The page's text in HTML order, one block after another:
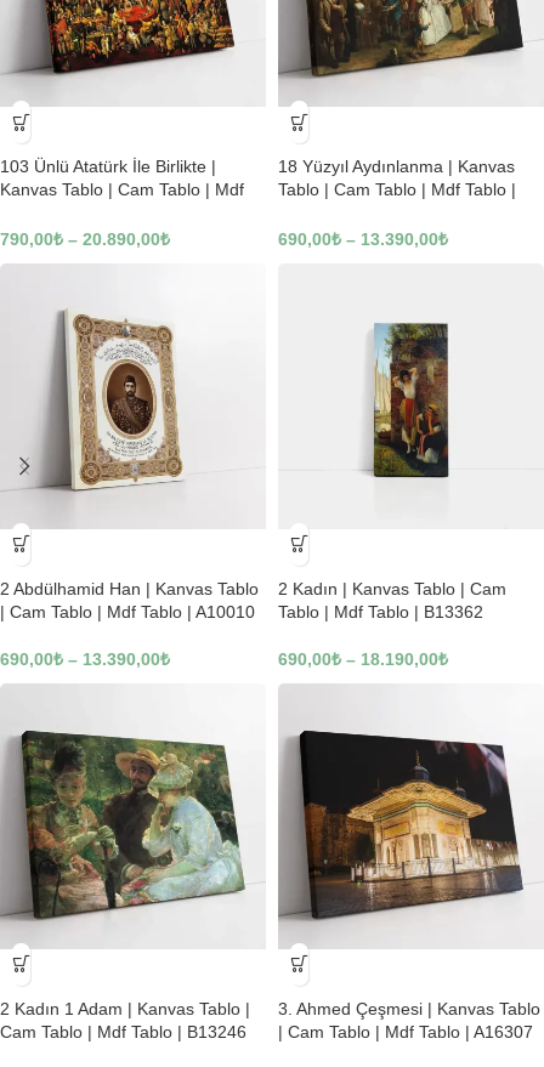
-23%
103 Ünlü Atatürk İle Birlikte |
Kanvas Tablo | Cam Tablo | Mdf
790,00₺ – 20.890,00₺
-23%
18 Yüzyıl Aydınlanma | Kanvas
Tablo | Cam Tablo | Mdf Tablo |
690,00₺ – 13.390,00₺
-23%
2 Abdülhamid Han | Kanvas Tablo
| Cam Tablo | Mdf Tablo | A10010
690,00₺ – 13.390,00₺
-23%
2 Kadın | Kanvas Tablo | Cam
Tablo | Mdf Tablo | B13362
690,00₺ – 18.190,00₺
-23%
2 Kadın 1 Adam | Kanvas Tablo |
Cam Tablo | Mdf Tablo | B13246
-23%
3. Ahmed Çeşmesi | Kanvas Tablo
| Cam Tablo | Mdf Tablo | A16307